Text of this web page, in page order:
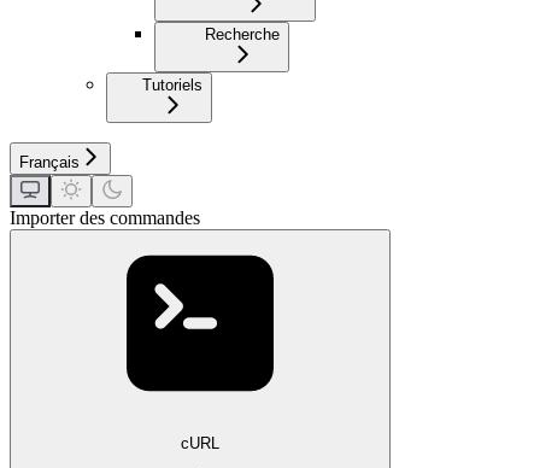
Recherche
Tutoriels
Français
Importer des commandes
cURL